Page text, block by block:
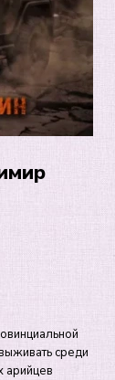
среди
арийцев